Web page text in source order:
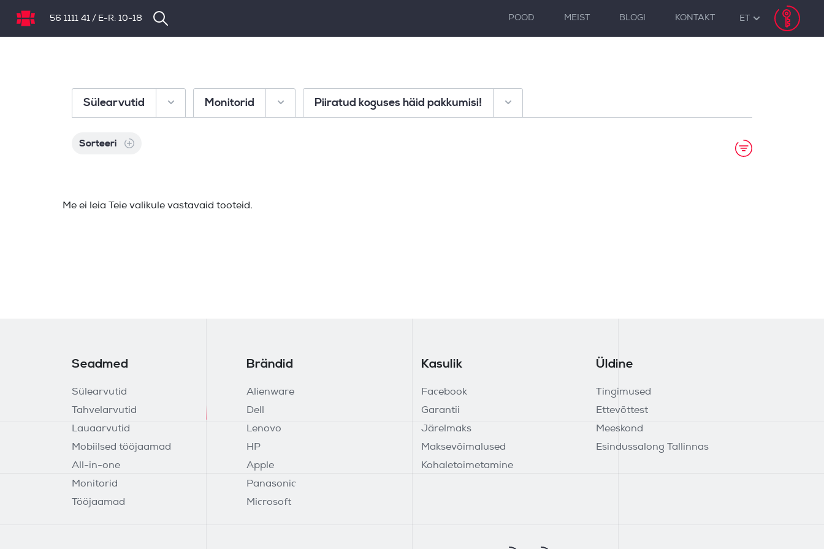
NB.ee
56 1111 41 / E-R: 10-18 POOD MEIST BLOGI KONTAKT ET
Sülearvutid Monitorid Piiratud koguses häid pakkumisi!
Sorteeri
Me ei leia Teie valikule vastavaid tooteid.
Seadmed
Sülearvutid
Tahvelarvutid
Lauaarvutid
Mobiilsed tööjaamad
All-in-one
Monitorid
Tööjaamad
Brändid
Alienware
Dell
Lenovo
HP
Apple
Panasonic
Microsoft
Kasulik
Facebook
Garantii
Järelmaks
Maksevõimalused
Kohaletoimetamine
Üldine
Tingimused
Ettevõttest
Meeskond
Esindussalong Tallinnas